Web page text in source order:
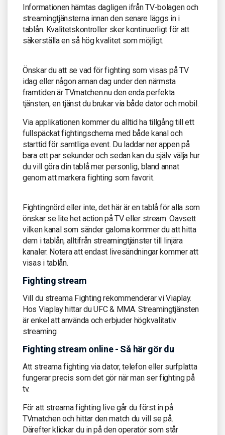
Informationen hämtas dagligen ifrån TV-bolagen och
streamingtjänsterna innan den senare läggs in i
tablån. Kvalitetskontroller sker kontinuerligt för att
säkerställa en så hög kvalitet som möjligt.
Önskar du att se vad för fighting som visas på TV
idag eller någon annan dag under den närmsta
framtiden är TVmatchen.nu den enda perfekta
tjänsten, en tjänst du brukar via både dator och mobil.
Via applikationen kommer du alltid ha tillgång till ett
fullspäckat fightingschema med både kanal och
starttid för samtliga event. Du laddar ner appen på
bara ett par sekunder och sedan kan du själv välja hur
du vill göra din tablå mer personlig, bland annat
genom att markera fighting som favorit.
Fightingnörd eller inte, det här är en tablå för alla som
önskar se lite het action på TV eller stream. Oavsett
vilken kanal som sänder galorna kommer du att hitta
dem i tablån, alltifrån streamingtjänster till linjära
kanaler. Notera att endast livesändningar kommer att
visas i tablån.
Fighting stream
Vill du streama Fighting rekommenderar vi Viaplay.
Hos Viaplay hittar du UFC & MMA. Streamingtjänsten
är enkel att använda och erbjuder högkvalitativ
streaming.
Fighting stream online - Så här gör du
Att streama fighting via dator, telefon eller surfplatta
fungerar precis som det gör när man ser fighting på
tv.
För att streama fighting live går du först in på
TVmatchen och hittar den match du vill se på.
Därefter klickar du in på den operatör som står